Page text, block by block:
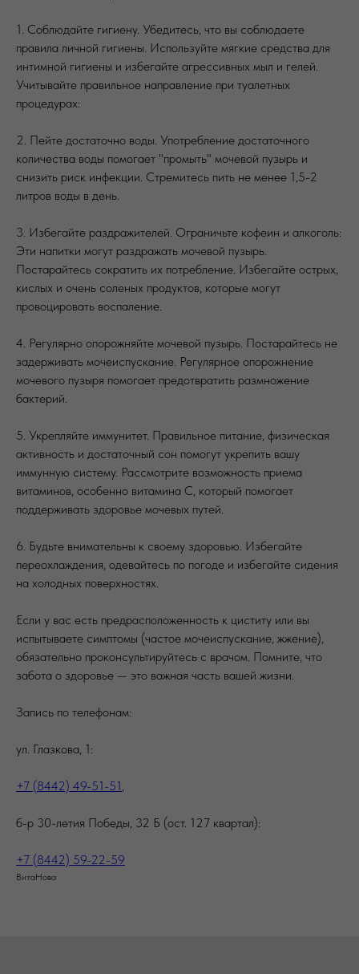
1. Соблюдайте гигиену. Убедитесь, что вы соблюдаете
правила личной гигиены. Используйте мягкие средства для
интимной гигиены и избегайте агрессивных мыл и гелей.
Учитывайте правильное направление при туалетных
процедурах:
2. Пейте достаточно воды. Употребление достаточного
количества воды помогает "промыть" мочевой пузырь и
снизить риск инфекции. Стремитесь пить не менее 1,5-2
литров воды в день.
3. Избегайте раздражителей. Ограничьте кофеин и алкоголь:
Эти напитки могут раздражать мочевой пузырь.
Постарайтесь сократить их потребление. Избегайте острых,
кислых и очень соленых продуктов, которые могут
провоцировать воспаление.
4. Регулярно опорожняйте мочевой пузырь. Постарайтесь не
задерживать мочеиспускание. Регулярное опорожнение
мочевого пузыря помогает предотвратить размножение
бактерий.
5. Укрепляйте иммунитет. Правильное питание, физическая
активность и достаточный сон помогут укрепить вашу
иммунную систему. Рассмотрите возможность приема
витаминов, особенно витамина C, который помогает
поддерживать здоровье мочевых путей.
6. Будьте внимательны к своему здоровью. Избегайте
переохлаждения, одевайтесь по погоде и избегайте сидения
на холодных поверхностях.
Если у вас есть предрасположенность к циститу или вы
испытываете симптомы (частое мочеиспускание, жжение),
обязательно проконсультируйтесь с врачом. Помните, что
забота о здоровье — это важная часть вашей жизни.
Запись по телефонам:
ул. Глазкова, 1:
+7 (8442) 49-51-51,
б-р 30-летия Победы, 32 Б (ост. 127 квартал):
+7 (8442) 59-22-59
ВитаНова